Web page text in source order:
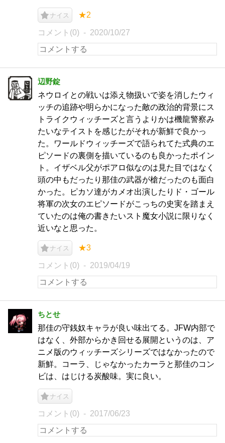
ナイス ★2
コメント(0) 2020/10/27
辺野錠
ネウロイとの戦いは添え物扱いで姿を消したウィ
ッチの追跡や明らかになった敵の政治的背景にス
トライクウィッチーズと言うよりかは機龍警察み
たいなテイストを感じたがそれが新鮮で良かっ
た。ワールドウィッチーズで語られてた式典のエ
ピソードの裏側を描いているのも良かったポイン
ト。イザベル父がポアロ似なのは見た目ではなく
頭の中もだったり那佳の武器が槍だったのも面白
かった。ピカソ達がカメオ出演したりド・ゴール
将軍の次女のエピソードがこっちの史実を踏まえ
ていたのは俺の書きたいスト魔女小説に限りなく
近いなと思った。
ナイス ★3
コメント(0) 2019/04/19
ちとせ
那佳の守銭奴キャラが良い味出てる。JFW内部で
はなく、外部からかき回せる展開というのは、ア
ニメ版のウィッチーズシリーズではなかったので
新鮮。コーラ、じゃなかったカーラと那佳のコン
ビは、はじける炭酸味。実に良い。
ナイス
コメント(0) 2017/06/23